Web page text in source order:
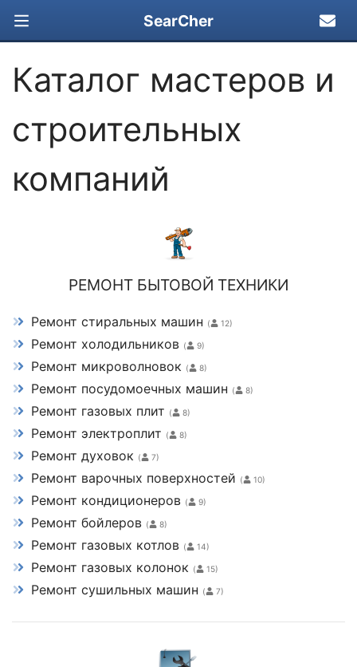
SearCher
Каталог мастеров и
строительных
компаний
РЕМОНТ БЫТОВОЙ ТЕХНИКИ
Ремонт стиральных машин ( 12)
Ремонт холодильников ( 9)
Ремонт микроволновок ( 8)
Ремонт посудомоечных машин ( 8)
Ремонт газовых плит ( 8)
Ремонт электроплит ( 8)
Ремонт духовок ( 7)
Ремонт варочных поверхностей ( 10)
Ремонт кондиционеров ( 9)
Ремонт бойлеров ( 8)
Ремонт газовых котлов ( 14)
Ремонт газовых колонок ( 15)
Ремонт сушильных машин ( 7)